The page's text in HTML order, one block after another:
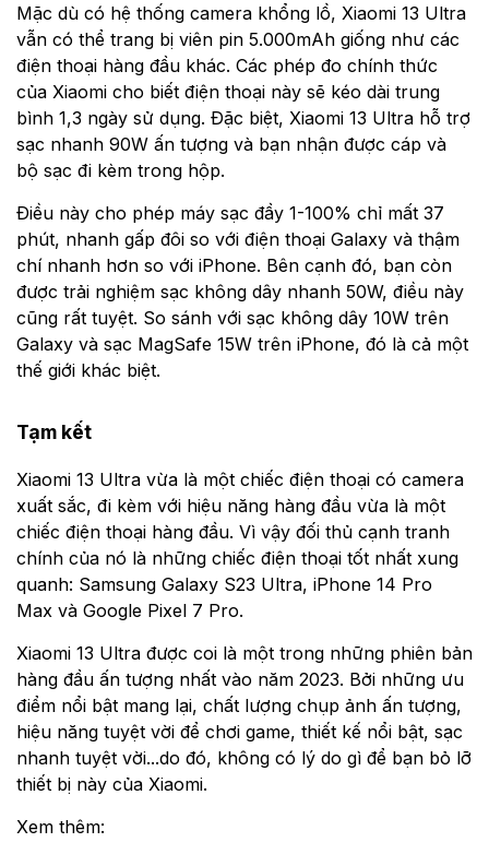
Mặc dù có hệ thống camera khổng lồ, Xiaomi 13 Ultra
vẫn có thể trang bị viên pin 5.000mAh giống như các
điện thoại hàng đầu khác. Các phép đo chính thức
của Xiaomi cho biết điện thoại này sẽ kéo dài trung
bình 1,3 ngày sử dụng. Đặc biệt, Xiaomi 13 Ultra hỗ trợ
sạc nhanh 90W ấn tượng và bạn nhận được cáp và
bộ sạc đi kèm trong hộp.
Điều này cho phép máy sạc đầy 1-100% chỉ mất 37
phút, nhanh gấp đôi so với điện thoại Galaxy và thậm
chí nhanh hơn so với iPhone. Bên cạnh đó, bạn còn
được trải nghiệm sạc không dây nhanh 50W, điều này
cũng rất tuyệt. So sánh với sạc không dây 10W trên
Galaxy và sạc MagSafe 15W trên iPhone, đó là cả một
thế giới khác biệt.
Tạm kết
Xiaomi 13 Ultra vừa là một chiếc điện thoại có camera
xuất sắc, đi kèm với hiệu năng hàng đầu vừa là một
chiếc điện thoại hàng đầu. Vì vậy đối thủ cạnh tranh
chính của nó là những chiếc điện thoại tốt nhất xung
quanh: Samsung Galaxy S23 Ultra, iPhone 14 Pro
Max và Google Pixel 7 Pro.
Xiaomi 13 Ultra được coi là một trong những phiên bản
hàng đầu ấn tượng nhất vào năm 2023. Bởi những ưu
điểm nổi bật mang lại, chất lượng chụp ảnh ấn tượng,
hiệu năng tuyệt vời để chơi game, thiết kế nổi bật, sạc
nhanh tuyệt vời...do đó, không có lý do gì để bạn bỏ lỡ
thiết bị này của Xiaomi.
Xem thêm: